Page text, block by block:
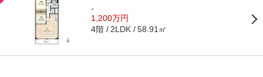
-
1,200万円
4階 2LDK 58.91㎡